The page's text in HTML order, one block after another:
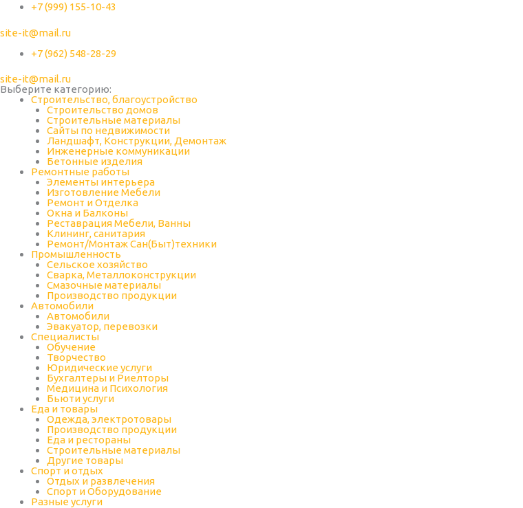
+7 (999) 155-10-43
site-it@mail.ru
+7 (962) 548-28-29
site-it@mail.ru
Выберите категорию:
Строительство, благоустройство
Строительство домов
Строительные материалы
Сайты по недвижимости
Ландшафт, Конструкции, Демонтаж
Инженерные коммуникации
Бетонные изделия
Ремонтные работы
Элементы интерьера
Изготовление Мебели
Ремонт и Отделка
Окна и Балконы
Реставрация Мебели, Ванны
Клининг, санитария
Ремонт/Монтаж Сан(Быт)техники
Промышленность
Cельское хозяйство
Сварка, Металлоконструкции
Cмазочные материалы
Производство продукции
Автомобили
Автомобили
Эвакуатор, перевозки
Специалисты
Обучение
Творчество
Юридические услуги
Бухгалтеры и Риелторы
Медицина и Психология
Бьюти услуги
Еда и товары
Одежда, электротовары
Производство продукции
Еда и рестораны
Строительные материалы
Другие товары
Спорт и отдых
Отдых и развлечения
Спорт и Оборудование
Разные услуги